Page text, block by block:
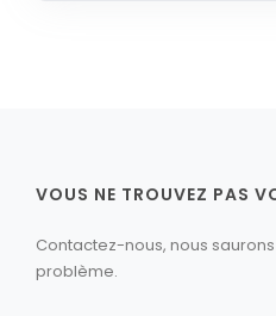
VOUS NE TROUVEZ PAS
Contactez-nous, nous
problème.